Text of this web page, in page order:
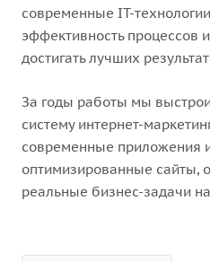
современные IT-
эффективность процессов
достигать лучших
За годы работы мы
систему интернет-
современные приложения
оптимизированные сайты,
реальные бизнес-задачи